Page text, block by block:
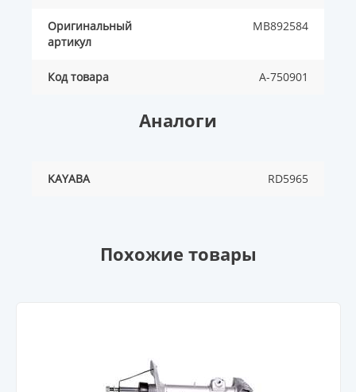
Оригинальный
артикул
MB892584
Код товара A-750901
Аналоги
KAYABA RD5965
Похожие товары